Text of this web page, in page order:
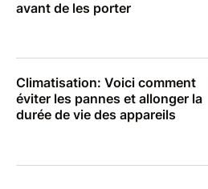
avant de les porter
Climatisation: Voici comment
éviter les pannes et allonger la
durée de vie des appareils